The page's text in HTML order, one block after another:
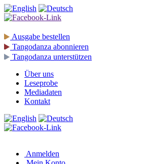
Ausgabe bestellen
Tangodanza abonnieren
Tangodanza unterstützen
Über uns
Leseprobe
Mediadaten
Kontakt
Anmelden